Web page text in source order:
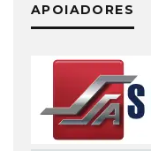
APOIADORES